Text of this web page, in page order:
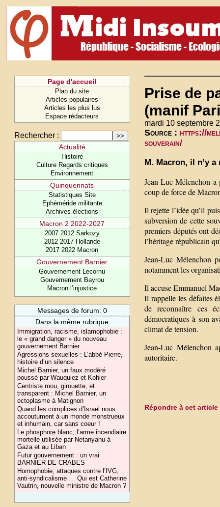
Page d'accueil
Plan du site
Articles populaires
Articles les plus lus
Espace rédacteurs
Rechercher :
Actualité
Histoire
Culture Regards critiques
Environnement
Quinquennats
Statistiques Site
Ephéméride militante
Archives élections
Macron 2 2022-2027
2007 2012 Sarkozy
2012 2017 Hollande
2017 2022 Macron
Gouvernement Barnier
Gouvernement Lecornu
Gouvernement Bayrou
Macron l’injustice
Messages de forum: 0
Dans la même rubrique
Immigration, racisme, islamophobie :
le « grand danger » du nouveau
gouvernement Barnier
Agressions sexuelles : L’abbé Pierre,
histoire d’un silence
Michel Barnier, un faux modéré
poussé par Wauquiez et Kohler
Centriste mou, girouette, et
transparent : Michel Barnier, un
ectoplasme à Matignon
Quand les complices d’Israël nous
accoutument à un monde monstrueux
et inhumain, car sans coeur !
Le phosphore blanc, l’arme incendiaire
mortelle utilisée par Netanyahu à
Gaza et au Liban
Futur gouvernement : un vrai
BARNIER DE CRABES
Homophobie, attaques contre l’IVG,
anti-syndicalisme … Qui est Catherine
Vautrin, nouvelle ministre de Macron ?
Prise de
(manif
mardi 10 septembre
Source : https://
souverain/
M. Macron, il n’y
Jean-Luc Mélenchon a
coup de force de
Il rejette l’idée qu’il
subversion de cette
premiers députés ont
l’héritage républicain
Jean-Luc Mélenchon
notamment les
Il accuse Emmanuel
Il rappelle les défaites
de reconnaître ces
démocratiques à son
climat de tension.
Jean-Luc Mélenchon
autoritaire.
Répondre à cet article